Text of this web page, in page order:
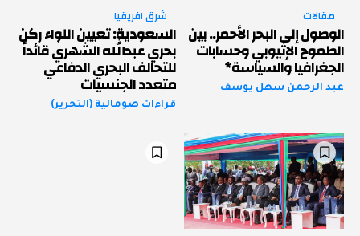
مقالات
الوصول إلى البحر الأحمر.. بين
الطموح الإثيوبي وحسابات
الجغرافيا والسياسة*
عبد الرحمن سهل يوسف
شرق افريقيا
السعودية: تعيين اللواء ركن
بحري عبدالله الشهري قائداً
للتحالف البحري الدفاعي
متعدد الجنسيات
قراءات صومالية (التحرير)